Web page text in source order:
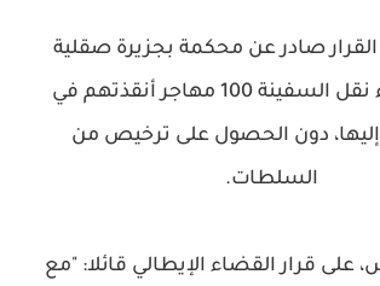
صادر عن محكمة بجزيرة صقلية
(جنوب)؛ جراء نقل السفينة 100 مهاجر أنقذتهم في
دون الحصول على ترخيص من
السلطات.
على قرار القضاء الإيطالي قائلا: "مع